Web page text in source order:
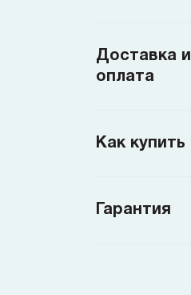
Доставка и
оплата
Как купить
Гарантия